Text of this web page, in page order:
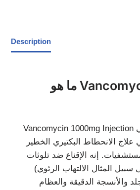
Description
ما هو Vancomycin 1000mg
Vancomycin 1000mg Injection هو سم متخصص في
الانحطاط البكتيري الخطير
إنه الإقناع ضد تلوثات
سبيل المثال الالتهاب الرئوي)
والأنسجة الدقيقة والعظام